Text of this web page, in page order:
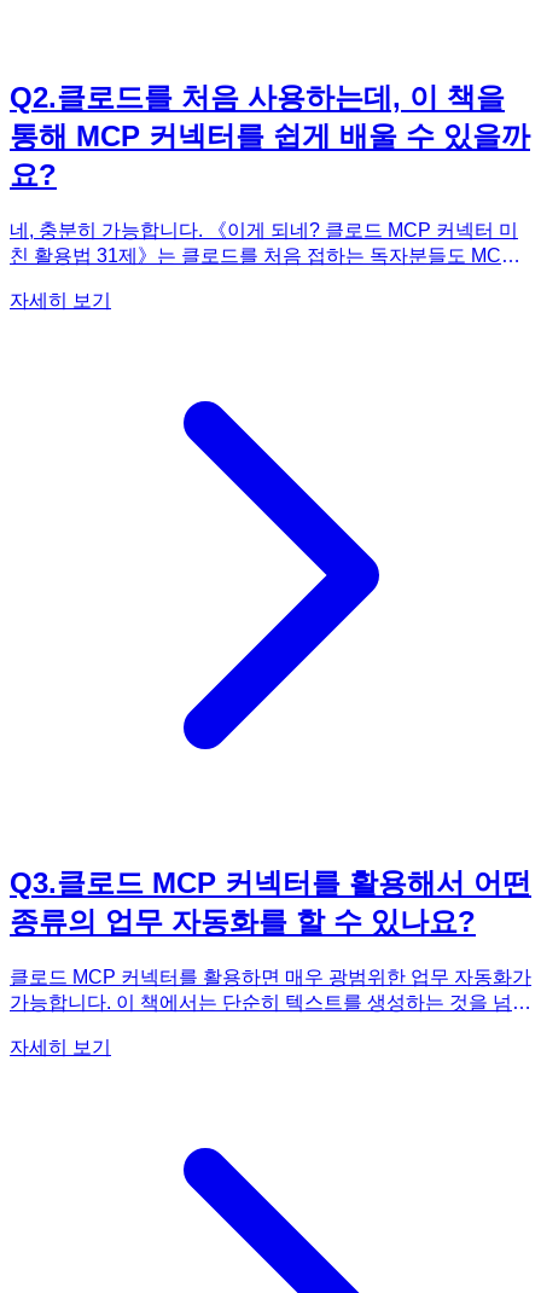
Q2.클로드를 처음 사용하는데, 이 책을
통해 MCP 커넥터를 쉽게 배울 수 있을까
요?
네, 충분히 가능합니다. 《이게 되네? 클로드 MCP 커넥터 미
친 활용법 31제》는 클로드를 처음 접하는 독자분들도 MCP
예제집입니다. 책의 초반부에서는 클로드 설치부터 기본 기능,
커넥터'를 활용하여 더욱 쉽고 간편하게 연결하는 방법을 자세
히 안내합니다. 이후에는 노션, 옵시디언, 엑셀, 구글 드라이브,
캔바, 피그마 등 실제 업무에서 자주 사용하는 다양한 도구들
과 클로드를 연결하여 자동화하는 31가지 예제를 제공합니다.
각 예제는 단계별로 명확하게 설명되어 있어, 책을 따라 실습
하는 것만으로도 충분히 익숙해질 수 있습니다. 이 책은 '이게
되네?'라는 감탄사가 '이제 이렇게 일하면 되겠네!'라는 확신으
로 바뀌도록 안내하는 최고의 가이드가 될 것입니다.
자세히 보기
Q3.클로드 MCP 커넥터를 활용해서 어떤
종류의 업무 자동화를 할 수 있나요?
클로드 MCP 커넥터를 활용하면 매우 광범위한 업무 자동화가
가능합니다. 이 책에서는 단순히 텍스트를 생성하는 것을 넘
방법을 다룹니다. 예를 들어, 노션에 회의록을 자동으로 정리
것도 가능합니다. 더 나아가, 캔바나 피그마 같은 디자인 도구
와 연동하여 이미지 생성 및 편집을 지시하거나, 어도비 제품
군과 연계하여 특정 작업을 자동화할 수도 있습니다. 공공데이
터포털에서 필요한 데이터를 추출하여 분석하고 보고서를 작
성하는 것은 물론, 깃허브에 코드를 업로드하거나 버셀
(Vercel)을 통해 웹 애플리케이션을 배포하는 개발 관련 업무
자세히 보기